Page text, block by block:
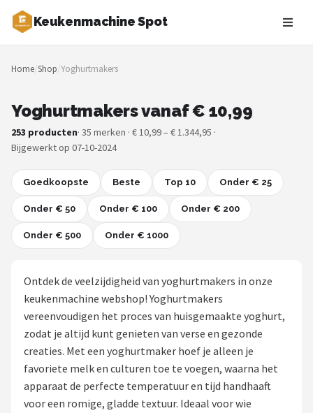
Keukenmachine Spot
Zoeken
NAVIGATIE
Merken
Blog
MasterChef
Restaurants
Staafmixers
Juicers
Shop
Home/Shop/Yoghurtmakers
Yoghurtmakers vanaf € 10,99
253 producten· 35 merken · € 10,99 – € 1.344,95 ·
Bijgewerkt op 07-10-2024
Goedkoopste Beste Top 10 Onder € 25
Onder € 50 Onder € 100 Onder € 200
Onder € 500 Onder € 1000
Ontdek de veelzijdigheid van yoghurtmakers in onze
keukenmachine webshop! Yoghurtmakers
vereenvoudigen het proces van huisgemaakte yoghurt,
zodat je altijd kunt genieten van verse en gezonde
creaties. Met een yoghurtmaker hoef je alleen je
favoriete melk en culturen toe te voegen, waarna het
apparaat de perfecte temperatuur en tijd handhaaft
voor een romige, gladde textuur. Ideaal voor wie